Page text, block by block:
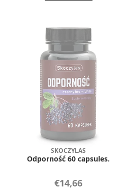
SKOCZYLAS
Odporność 60 capsules.
€14,66